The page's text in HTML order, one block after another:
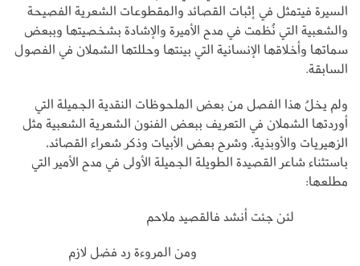
السيرة فيتمثل في إثبات القصائد والمقطوعات الشعرية الفصيحة
والشعبية التي نُظمت في مدح الأميرة والإشادة بشخصيتها وببعض
سماتها وأخلاقها الإنسانية التي بينتها وحللتها الشملان في الفصول
السابقة.
ولم يخلُ هذا الفصل من بعض الملحوظات النقدية الجميلة التي
أوردتها الشملان في التعريف ببعض الفنون الشعرية الشعبية مثل
الزهيريات والأوبذية، وشرح بعض الأبيات وذكر شعراء القصائد،
باستثناء شاعر القصيدة الطويلة الجميلة الأولى في مدح الأمير التي
مطلعها:
لئن جئت أنشد فالقصيد ملاحم
ومن المروءة رد فضل لازم